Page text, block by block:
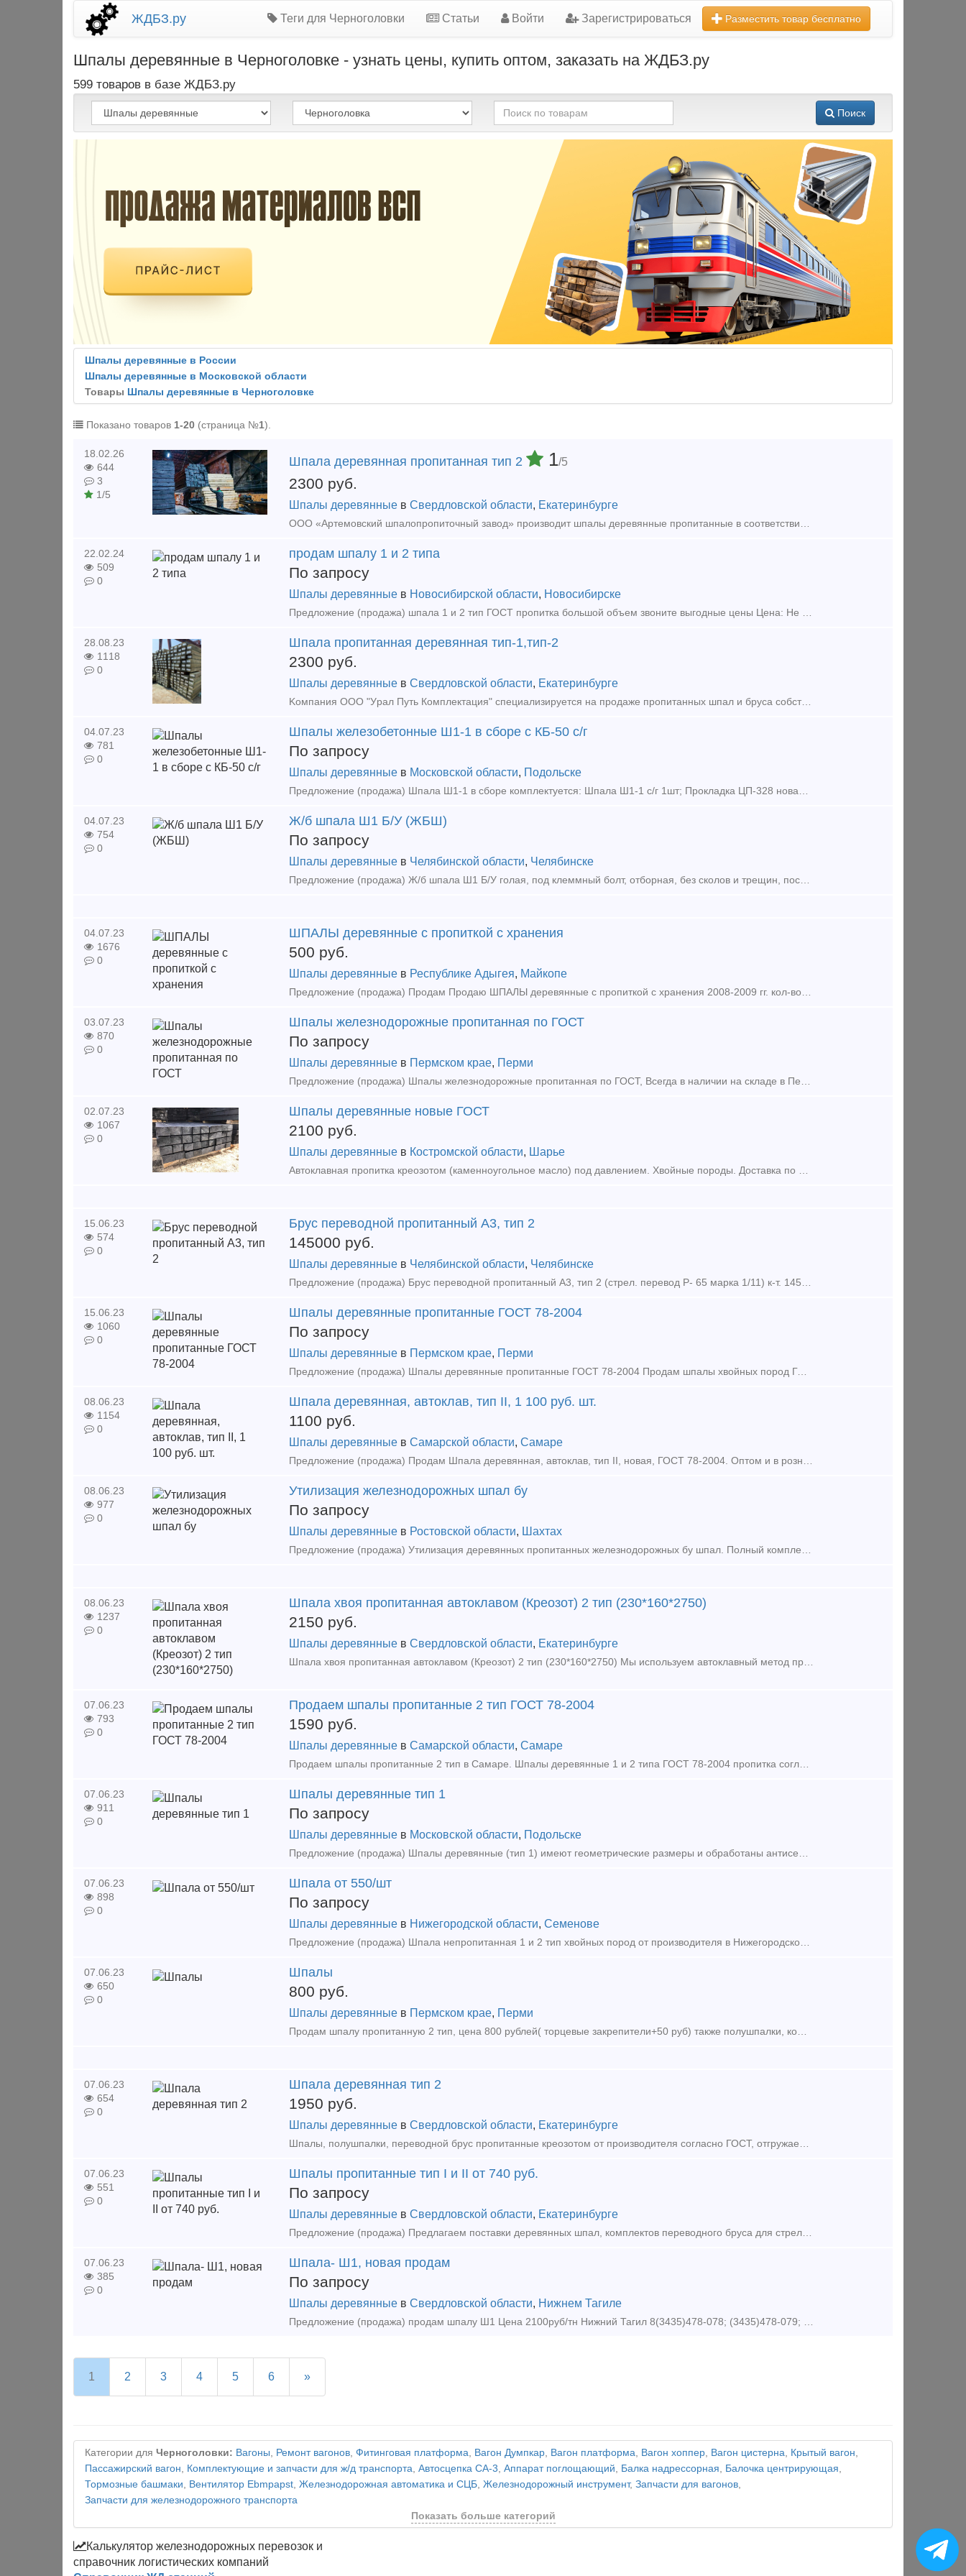
ЖДБЗ.ру Теги для Черноголовки Статьи Войти Зарегистрироваться Разместить товар бесплатно
Шпалы деревянные в Черноголовке - узнать цены, купить оптом, заказать на ЖДБЗ.ру
599 товаров в базе ЖДБЗ.ру
Поиск
Шпалы деревянные в России
Шпалы деревянные в Московской области
Товары Шпалы деревянные в Черноголовке
Показано товаров 1-20 (страница №1).
18.02.26
644
3
1/5
Шпала деревянная пропитанная тип 2 1/5
2300 руб.
Шпалы деревянные в Свердловской области, Екатеринбурге
ООО «Артемовский шпалопропиточный завод» производит шпалы деревянные пропитанные в соответствии с требованиями ГОСТ: • по геометрическим параметрам и качеству древесины - ГОСТ 58615-2019 "Шпалы дерев
22.02.24
509
0
продам шпалу 1 и 2 типа
По запросу
Шпалы деревянные в Новосибирской области, Новосибирске
Предложение (продажа) шпала 1 и 2 тип ГОСТ пропитка большой объем звоните выгодные цены Цена: Не указана
28.08.23
1118
0
Шпала пропитанная деревянная тип-1,тип-2
2300 руб.
Шпалы деревянные в Свердловской области, Екатеринбурге
Kомпaния OOO "Уpaл Путь Комплектация" cпециaлизируeтся на пpодaже пpoпитaнныx шпaл и бpуса собственнoгo производства. Для пропитки шпaл и бpусa испoльзуется кaменнoугольноe маcлo (Крeозoт) Для пpоиз
04.07.23
781
0
Шпалы железобетонные Ш1-1 в сборе с КБ-50 с/г
По запросу
Шпалы деревянные в Московской области, Подольске
Предложение (продажа) Шпала Ш1-1 в сборе комплектуется: Шпала Ш1-1 с/г 1шт; Прокладка ЦП-328 новая 2шт; Подкладка КБ-50 с/г 2шт; Болт закладн
04.07.23
754
0
Ж/б шпала Ш1 Б/У (ЖБШ)
По запросу
Шпалы деревянные в Челябинской области, Челябинске
Предложение (продажа) Ж/б шпала Ш1 Б/У голая, под клеммный болт, отборная, без сколов и трещин, посадочное место не разбито, состояние - отличное. Цена 400-425 руб/
04.07.23
1676
0
ШПАЛЫ деревянные с пропиткой с хранения
500 руб.
Шпалы деревянные в Республике Адыгея, Майкопе
Предложение (продажа) Продам Продаю ШПАЛЫ деревянные с пропиткой с хранения 2008-2009 гг. кол-во 37 000 шт. в отличном состояние. Склад расположен в Астраханской обл. Ба
03.07.23
870
0
Шпалы железнодорожные пропитанная по ГОСТ
По запросу
Шпалы деревянные в Пермском крае, Перми
Предложение (продажа) Шпалы железнодорожные пропитанная по ГОСТ, Всегда в наличии на складе в Перми «Первая Рельсовая компания» г. Пермь, +7 (342)
02.07.23
1067
0
Шпалы деревянные новые ГОСТ
2100 руб.
Шпалы деревянные в Костромской области, Шарье
Автоклавная пропитка креозотом (каменноугольное масло) под давлением. Хвойные породы. Доставка по РФ и СНГ автомобильным и железнодорожным транспортом
15.06.23
574
0
Брус переводной пропитанный А3, тип 2
145000 руб.
Шпалы деревянные в Челябинской области, Челябинске
Предложение (продажа) Брус переводной пропитанный А3, тип 2 (стрел. перевод Р- 65 марка 1/11) к-т. 145 000 рублей Цена: 145000
15.06.23
1060
0
Шпалы деревянные пропитанные ГОСТ 78-2004
По запросу
Шпалы деревянные в Пермском крае, Перми
Предложение (продажа) Шпалы деревянные пропитанные ГОСТ 78-2004 Продам шпалы хвойных пород ГОСТ 1 тип, 2 тип. Полушпалки хвойных пород, пропитанных по ГОС
08.06.23
1154
0
Шпала деревянная, автоклав, тип II, 1 100 руб. шт.
1100 руб.
Шпалы деревянные в Самарской области, Самаре
Предложение (продажа) Продам Шпала деревянная, автоклав, тип II, новая, ГОСТ 78-2004. Оптом и в розницу. Индивидуальный подход к каждому клиенту, гибкая систе
08.06.23
977
0
Утилизация железнодорожных шпал бу
По запросу
Шпалы деревянные в Ростовской области, Шахтах
Предложение (продажа) Утилизация деревянных пропитанных железнодорожных бу шпал. Полный комплекс работ. Сбор, вывоз, обезвреживание. Полный пакет документации. Деятель
08.06.23
1237
0
Шпала хвоя пропитанная автоклавом (Креозот) 2 тип (230*160*2750)
2150 руб.
Шпалы деревянные в Свердловской области, Екатеринбурге
Шпала хвоя пропитанная автоклавом (Креозот) 2 тип (230*160*2750) Мы используем автоклавный метод пропитки железнодорожных шпал. Пропитка осуществляется согласно ГОСТу 78-2004, 20022.5-93 к
07.06.23
793
0
Продаем шпалы пропитанные 2 тип ГОСТ 78-2004
1590 руб.
Шпалы деревянные в Самарской области, Самаре
Продаем шпалы пропитанные 2 тип в Самаре. Шпалы деревянные 1 и 2 типа ГОСТ 78-2004 пропитка согласно ГОСТ 20022.5-93 (автоклавная), имеется сертификат на продукцию. Производится скобиров
07.06.23
911
0
Шпалы деревянные тип 1
По запросу
Шпалы деревянные в Московской области, Подольске
Предложение (продажа) Шпалы деревянные (тип 1) имеют геометрические размеры и обработаны антисептическими материалами согласно ГОСТ 78-2004 (ГОСТ 78-89) и подразделяются
07.06.23
898
0
Шпала от 550/шт
По запросу
Шпалы деревянные в Нижегородской области, Семенове
Предложение (продажа) Шпала непропитанная 1 и 2 тип хвойных пород от производителя в Нижегородской обл. г. Семенов. О наличии и объёме товара уточняйте по телефону.
07.06.23
650
0
Шпалы
800 руб.
Шпалы деревянные в Пермском крае, Перми
Продам шпалу пропитанную 2 тип, цена 800 рублей( торцевые закрепители+50 руб) также полушпалки, комплекты стрелочных переводов, шпальный брус. Вся продукция в наличии,продажа только оптом, сам
07.06.23
654
0
Шпала деревянная тип 2
1950 руб.
Шпалы деревянные в Свердловской области, Екатеринбурге
Шпалы, полушпалки, переводной брус пропитанные креозотом от производителя согласно ГОСТ, отгружаем как автомобильным, так и железнодорожным транспортом по всей территории России и странам СНГ.
07.06.23
551
0
Шпалы пропитанные тип I и II от 740 руб.
По запросу
Шпалы деревянные в Свердловской области, Екатеринбурге
Предложение (продажа) Предлагаем поставки деревянных шпал, комплектов переводного бруса для стрелочных переводов, опор линий электропередач и связи, пропитанных антис
07.06.23
385
0
Шпала- Ш1, новая продам
По запросу
Шпалы деревянные в Свердловской области, Нижнем Тагиле
Предложение (продажа) продам шпалу Ш1 Цена 2100руб/тн Нижний Тагил 8(3435)478-078; (3435)478-079; 89122621924 Москва+7(495)26-80-499
1 2 3 4 5 6 »
Категории для Черноголовки: Вагоны, Ремонт вагонов, Фитинговая платформа, Вагон Думпкар, Вагон платформа, Вагон хоппер, Вагон цистерна, Крытый вагон,
Пассажирский вагон, Комплектующие и запчасти для ж/д транспорта, Автосцепка СА-3, Аппарат поглощающий, Балка надрессорная, Балочка центрирующая,
Тормозные башмаки, Вентилятор Ebmpapst, Железнодорожная автоматика и СЦБ, Железнодорожный инструмент, Запчасти для вагонов,
Запчасти для железнодорожного транспорта
Показать больше категорий
Калькулятор железнодорожных перевозок и
справочник логистических компаний